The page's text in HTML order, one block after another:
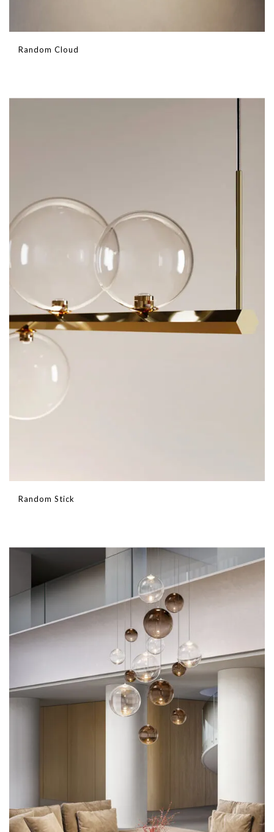
Random Cloud
Random Stick